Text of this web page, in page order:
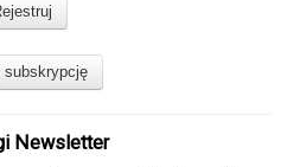
subskrypcję
Newsletter